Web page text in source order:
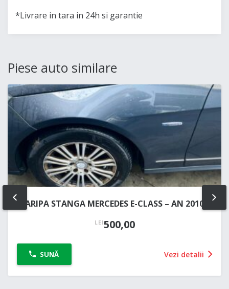
*Livrare in tara in 24h si garantie
Piese auto similare
ARIPA STANGA MERCEDES E-CLASS – AN 2010
LEI500,00
SUNĂ Vezi detalii
PREV